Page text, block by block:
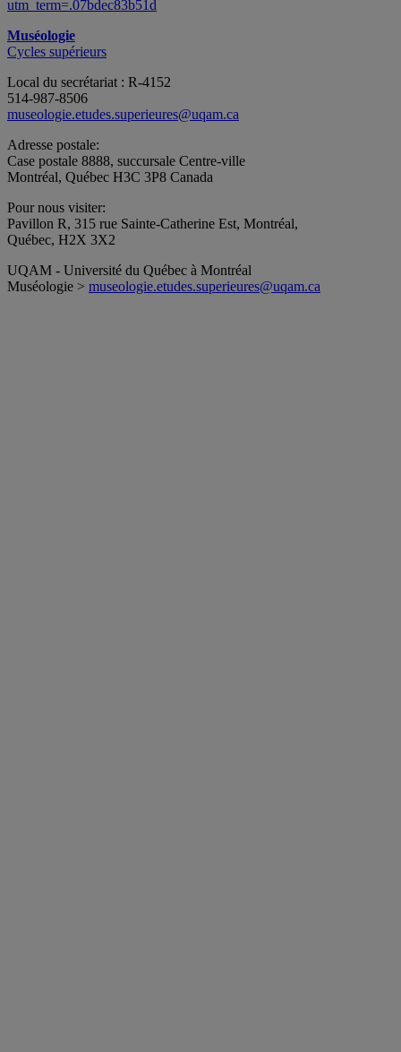
utm_term=.07bdec83b51d
Muséologie
Cycles supérieurs
Local du secrétariat : R-4152
514-987-8506
museologie.etudes.superieures@uqam.ca
Adresse postale:
Case postale 8888, succursale Centre-ville
Montréal, Québec H3C 3P8 Canada
Pour nous visiter:
Pavillon R, 315 rue Sainte-Catherine Est, Montréal,
Québec, H2X 3X2
UQAM - Université du Québec à Montréal
Muséologie > museologie.etudes.superieures@uqam.ca